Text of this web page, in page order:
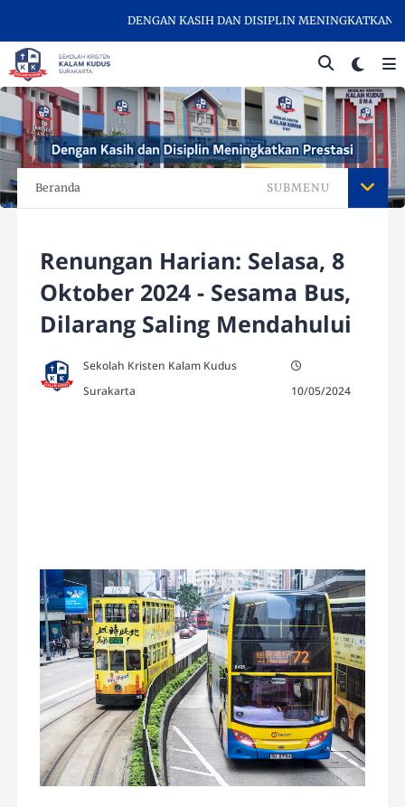
DENGAN KASIH DAN DISIPLIN MENINGKATKAN
Beranda SUBMENU
Renungan Harian: Selasa, 8
Oktober 2024 - Sesama Bus,
Dilarang Saling Mendahului
Sekolah Kristen Kalam Kudus
Surakarta
10/05/2024